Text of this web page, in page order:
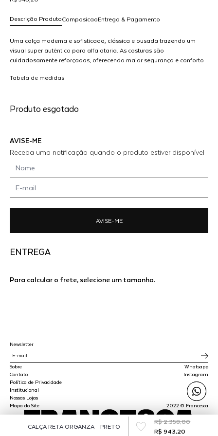
CALÇA RETA ORGANZA - PRETO
R$ 2.358,00
R$ 943,20
Composicao
Descrição Produto Entrega & Pagamento
Uma calça moderna e sofisticada, clássica e ousada trazendo um
visual super autêntico para alfaiataria. As costuras são
cuidadosamente reforçadas, oferecendo maior segurança e conforto
Tabela de medidas
Produto esgotado
AVISE-ME
Receba uma notificação quando o produto estiver disponível
AVISE-ME
ENTREGA
Para calcular o frete, selecione um tamanho.
Sobre
Contato
Política de Privacidade
Institucional
Nossas Lojas
Mapa do Site
Whatsapp
Instagram
2022 © Francesca
Newsletter
SPLY STUDIO LTDA - CNPJ 45.510.647/0001-00